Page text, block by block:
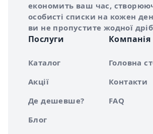
економить ваш час,
особисті списки на кожен
ви не пропустите жодної
Послуги
Каталог
Акції
Де дешевше?
Блог
Компанія
Головна
Контакти
FAQ